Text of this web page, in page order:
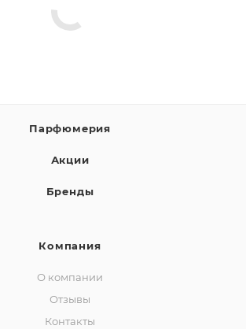
Парфюмерия
Акции
Бренды
Компания
О компании
Отзывы
Контакты